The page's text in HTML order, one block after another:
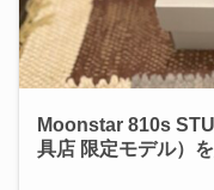
Moonstar 810s
具店 限定モデル）